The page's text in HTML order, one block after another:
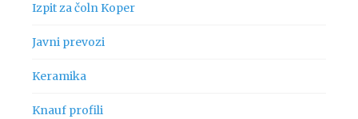
Izpit za čoln Koper
Javni prevozi
Keramika
Knauf profili